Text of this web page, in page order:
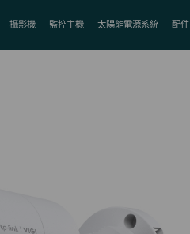
攝影機 監控主機 太陽能電源系統 配件